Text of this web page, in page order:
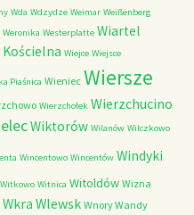
Wda Wdzydze Weimar Weißenberg
Weronika Westerplatte Wiartel
Wiejce Wiejsce
Piaśnica Wieniec Wiersze
Wierzchołek Wierzchucino
Wiktorów Wilanów Wilczkowo
Wincentowo Wincentów Windyki
Witkowo Witnica Witoldów Wizna
Wkra Wlewsk Wnory Wandy